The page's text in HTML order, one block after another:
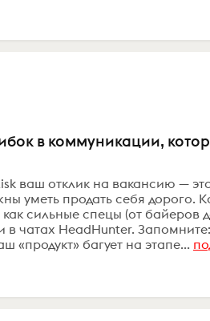
в коммуникации,
ваш отклик на вакансию —
уметь продать себя дорого.
сильные спецы (от байеров
в чатах HeadHunter.
«продукт» багует на этапе...